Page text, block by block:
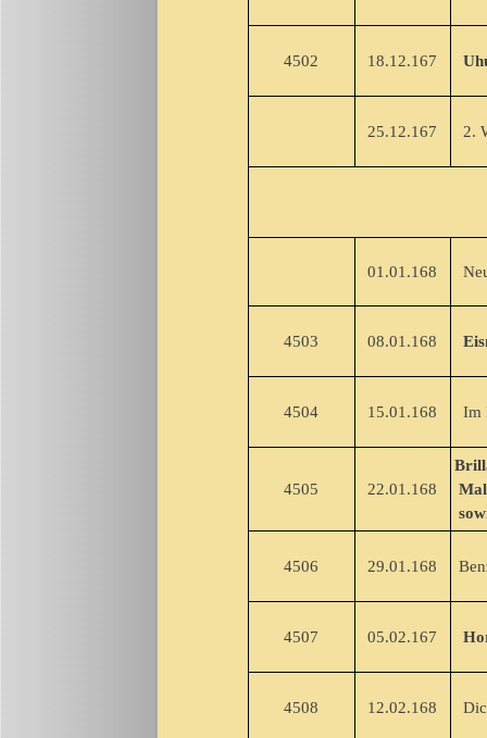
4502 18.12.167
25.12.167 2.
01.01.168
4503 08.01.168
4504 15.01.168 Im
4505 22.01.168
4506 29.01.168
4507 05.02.167
4508 12.02.168